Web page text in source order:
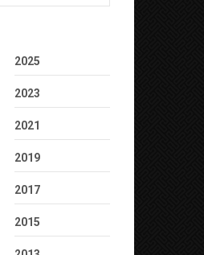
2025
2023
2021
2019
2017
2015